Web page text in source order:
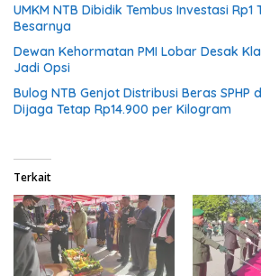
UMKM NTB Dibidik Tembus Investasi Rp1
Besarnya
Dewan Kehormatan PMI Lobar Desak
Jadi Opsi
Bulog NTB Genjot Distribusi Beras SPHP
Dijaga Tetap Rp14.900 per Kilogram
Terkait